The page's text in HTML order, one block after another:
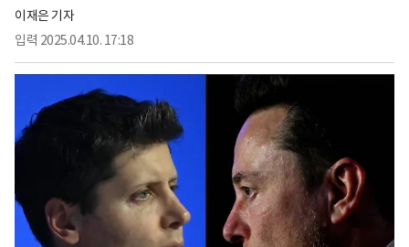
이재은 기자
입력 2025.04.10. 17:18